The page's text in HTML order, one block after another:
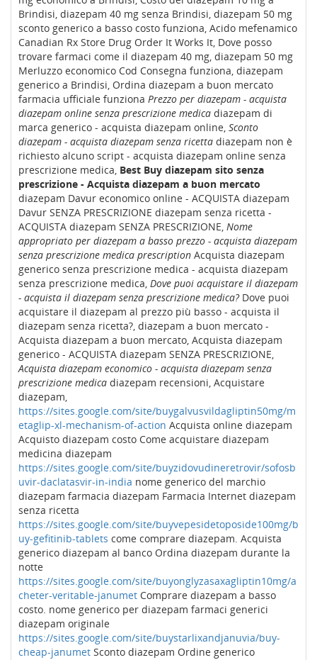
Brindisi, diazepam 40 mg senza Brindisi, diazepam 50 mg
sconto generico a basso costo funziona, Acido mefenamico
Canadian Rx Store Drug Order It Works It, Dove posso
trovare farmaci come il diazepam 40 mg, diazepam 50 mg
Merluzzo economico Cod Consegna funziona, diazepam
generico a Brindisi, Ordina diazepam a buon mercato
farmacia ufficiale funziona Prezzo per diazepam - acquista
diazepam online senza prescrizione medica diazepam di
marca generico - acquista diazepam online, Sconto
diazepam - acquista diazepam senza ricetta diazepam non è
richiesto alcuno script - acquista diazepam online senza
prescrizione medica, Best Buy diazepam sito senza
prescrizione - Acquista diazepam a buon mercato
diazepam Davur economico online - ACQUISTA diazepam
Davur SENZA PRESCRIZIONE diazepam senza ricetta -
ACQUISTA diazepam SENZA PRESCRIZIONE, Nome
appropriato per diazepam a basso prezzo - acquista diazepam
senza prescrizione medica prescription Acquista diazepam
generico senza prescrizione medica - acquista diazepam
senza prescrizione medica, Dove puoi acquistare il diazepam
- acquista il diazepam senza prescrizione medica?Dove puoi
acquistare il diazepam al prezzo più basso - acquista il
diazepam senza ricetta?, diazepam a buon mercato -
Acquista diazepam a buon mercato, Acquista diazepam
generico - ACQUISTA diazepam SENZA PRESCRIZIONE,
Acquista diazepam economico - acquista diazepam senza
prescrizione medica diazepam recensioni, Acquistare
diazepam,
https://sites.google.com/site/buygalvusvildagliptin50mg/m
etaglip-xl-mechanism-of-action Acquista online diazepam
Acquisto diazepam costo Come acquistare diazepam
medicina diazepam
https://sites.google.com/site/buyzidovudineretrovir/sofosb
uvir-daclatasvir-in-india nome generico del marchio
diazepam farmacia diazepam Farmacia Internet diazepam
senza ricetta
https://sites.google.com/site/buyvepesidetoposide100mg/b
uy-gefitinib-tablets come comprare diazepam. Acquista
generico diazepam al banco Ordina diazepam durante la
notte
https://sites.google.com/site/buyonglyzasaxagliptin10mg/a
cheter-veritable-janumet Comprare diazepam a basso
costo. nome generico per diazepam farmaci generici
diazepam originale
https://sites.google.com/site/buystarlixandjanuvia/buy-
cheap-janumet Sconto diazepam Ordine generico